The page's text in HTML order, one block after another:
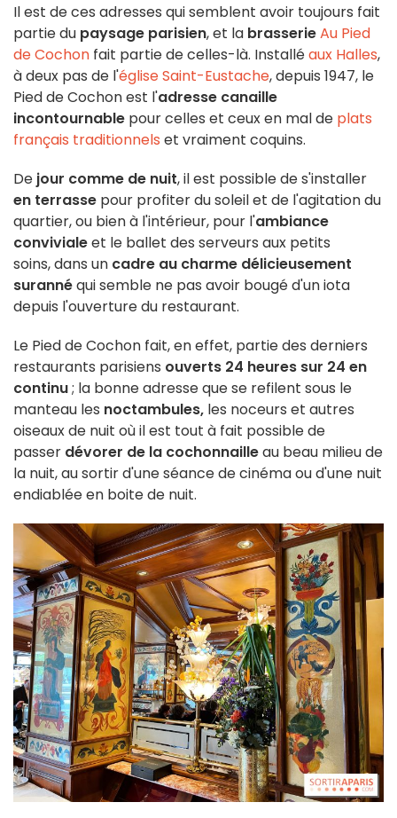
Il est de ces adresses qui semblent avoir toujours fait
partie du paysage parisien, et la brasserieAu Pied
de Cochon fait partie de celles-là. Installéaux Halles,
à deux pas de l'église Saint-Eustache, depuis 1947, le
Pied de Cochon est l'adresse canaille
incontournable pour celles et ceux en mal de plats
français traditionnels et vraiment coquins.
De jour comme de nuit, il est possible de s'installer
en terrasse pour profiter du soleil et de l'agitation du
quartier, ou bien à l'intérieur, pour l'ambiance
convivialeet le ballet des serveurs aux petits
soins, dans un cadre au charme délicieusement
surannéqui semble ne pas avoir bougé d'un iota
depuis l'ouverture du restaurant.
Le Pied de Cochon fait, en effet, partie des derniers
restaurants parisiens ouverts 24 heures sur 24 en
continu; la bonne adresse que se refilent sous le
manteau les noctambules, les noceurs et autres
oiseaux de nuit où il est tout à fait possible de
passer dévorer de la cochonnailleau beau milieu de
la nuit, au sortir d'une séance de cinéma ou d'une nuit
endiablée en boite de nuit.